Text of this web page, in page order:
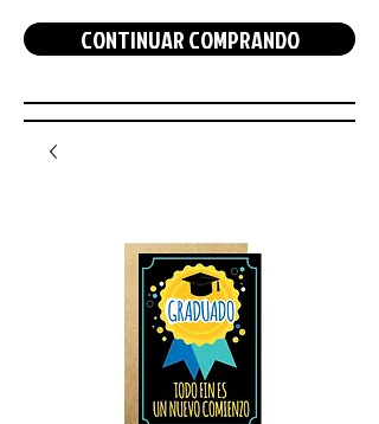
CONTINUAR COMPRANDO